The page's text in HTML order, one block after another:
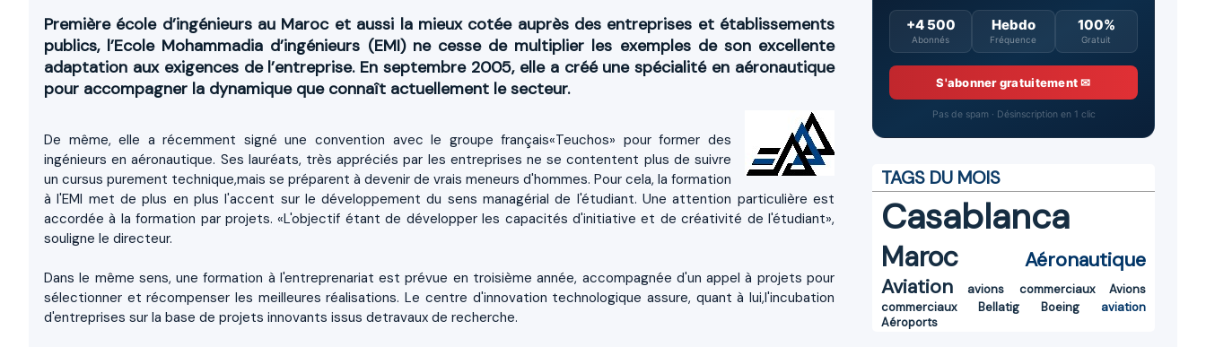
Première école d’ingénieurs au Maroc et aussi la mieux cotée auprès des entreprises et établissements
publics, l’Ecole Mohammadia d’ingénieurs (EMI) ne cesse de multiplier les exemples de son excellente
adaptation aux exigences de l’entreprise. En septembre 2005, elle a créé une spécialité en aéronautique
pour accompagner la dynamique que connaît actuellement le secteur.
De même, elle a récemment signé une convention avec le groupe français«Teuchos» pour former des
ingénieurs en aéronautique. Ses lauréats, très appréciés par les entreprises ne se contentent plus de suivre
un cursus purement technique,mais se préparent à devenir de vrais meneurs d'hommes. Pour cela, la formation
à l'EMI met de plus en plus l'accent sur le développement du sens managérial de l'étudiant. Une attention particulière est
accordée à la formation par projets. «L'objectif étant de développer les capacités d'initiative et de créativité de l'étudiant»,
souligne le directeur.
Dans le même sens, une formation à l'entreprenariat est prévue en troisième année, accompagnée d'un appel à projets pour
sélectionner et récompenser les meilleures réalisations. Le centre d'innovation technologique assure, quant à lui,l'incubation
d'entreprises sur la base de projets innovants issus detravaux de recherche.
+4 500
Abonnés
Hebdo
Fréquence
100%
Gratuit
S'abonner gratuitement ✉
Pas de spam · Désinscription en 1 clic
TAGS DU MOIS
Casablanca
Maroc
Aéronautique
Aviation
avions commerciaux
Avions
commerciaux
Bellatig Boeing
aviation
Aéroports